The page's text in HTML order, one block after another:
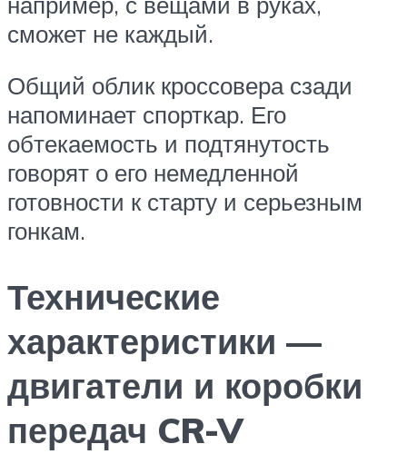
сможет не каждый.
Общий облик кроссовера сзади
напоминает спорткар. Его
обтекаемость и подтянутость
говорят о его немедленной
готовности к старту и серьезным
гонкам.
Технические
характеристики —
двигатели и коробки
передач CR-V